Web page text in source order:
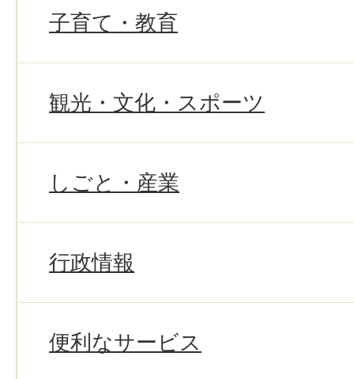
子育て・教育
観光・文化・スポーツ
しごと・産業
行政情報
便利なサービス